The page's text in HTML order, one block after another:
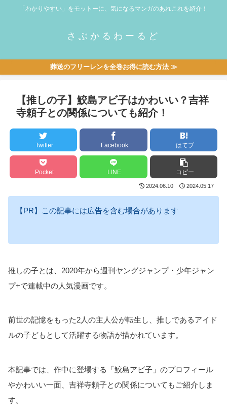
「わかりやすい」をモットーに、気になるマンガのあれこれを紹介！
さぶかるわーるど
葬送のフリーレンを全巻お得に読む方法 ≫
【推しの子】鮫島アビ子はかわいい？吉祥
寺頼子との関係についても紹介！
Twitter Facebook はてブ
Pocket LINE コピー
2024.06.10 2024.05.17
【PR】この記事には広告を含む場合があります
推しの子とは、2020年から週刊ヤングジャンプ・少年ジャン
プ+で連載中の人気漫画です。
前世の記憶をもった2人の主人公が転生し、推しであるアイド
ルの子どもとして活躍する物語が描かれています。
本記事では、作中に登場する「鮫島アビ子」のプロフィール
やかわいい一面、吉祥寺頼子との関係についてもご紹介しま
す。